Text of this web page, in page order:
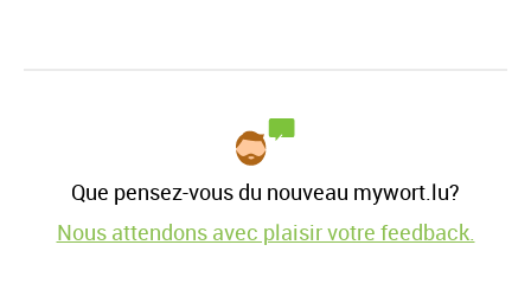
Que pensez-vous du nouveau mywort.lu?
Nous attendons avec plaisir votre feedback.